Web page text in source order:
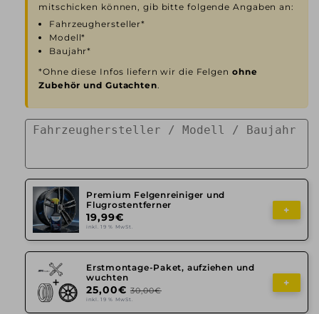
mitschicken können, gib bitte folgende Angaben an:
Fahrzeughersteller*
Modell*
Baujahr*
*Ohne diese Infos liefern wir die Felgen ohne
Zubehör und Gutachten.
Premium Felgenreiniger und
Flugrostentferner
19,99€
inkl. 19 % MwSt.
+
Erstmontage-Paket, aufziehen und
wuchten
25,00€ 30,00€
inkl. 19 % MwSt.
+